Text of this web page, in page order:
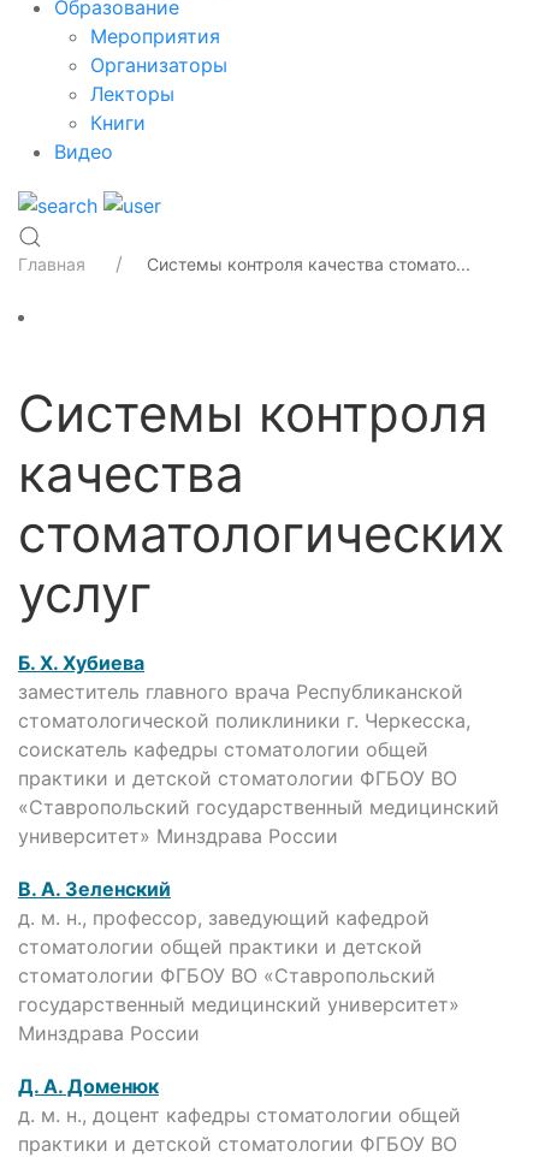
Образование
Мероприятия
Организаторы
Лекторы
Книги
Видео
Главная Системы контроля качества стомато...
Системы контроля
качества
стоматологических
услуг
Б. Х. Хубиева
заместитель главного врача Республиканской
стоматологической поликлиники г. Черкесска,
соискатель кафедры стоматологии общей
практики и детской стоматологии ФГБОУ ВО
«Ставропольский государственный медицинский
университет» Минздрава России
В. А. Зеленский
д. м. н., профессор, заведующий кафедрой
стоматологии общей практики и детской
стоматологии ФГБОУ ВО «Ставропольский
государственный медицинский университет»
Минздрава России
Д. А. Доменюк
д. м. н., доцент кафедры стоматологии общей
практики и детской стоматологии ФГБОУ ВО